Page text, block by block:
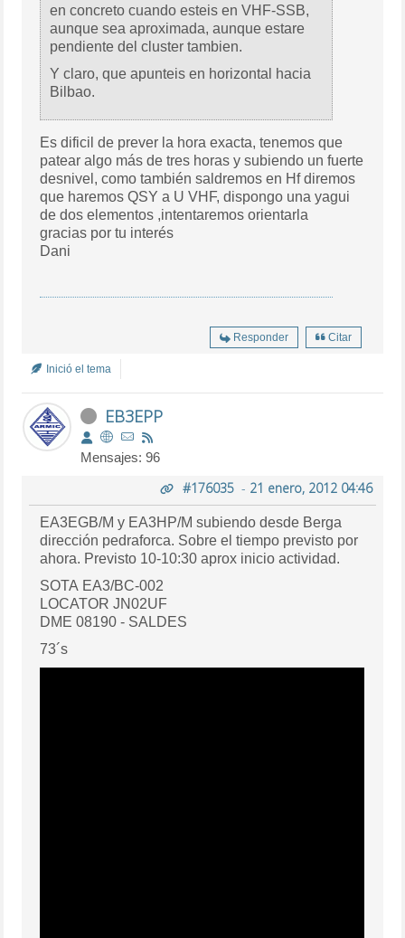
en concreto cuando esteis en VHF-SSB,
aunque sea aproximada, aunque estare
pendiente del cluster tambien.
Y claro, que apunteis en horizontal hacia
Bilbao.
Es dificil de prever la hora exacta, tenemos que
patear algo más de tres horas y subiendo un fuerte
desnivel, como también saldremos en Hf diremos
que haremos QSY a U VHF, dispongo una yagui
de dos elementos ,intentaremos orientarla
gracias por tu interés
Dani
Responder Citar
Inició el tema
EB3EPP
Mensajes: 96
#176035- 21 enero, 2012 04:46
EA3EGB/M y EA3HP/M subiendo desde Berga
dirección pedraforca. Sobre el tiempo previsto por
ahora. Previsto 10-10:30 aprox inicio actividad.
SOTA EA3/BC-002
LOCATOR JN02UF
DME 08190 - SALDES
73´s